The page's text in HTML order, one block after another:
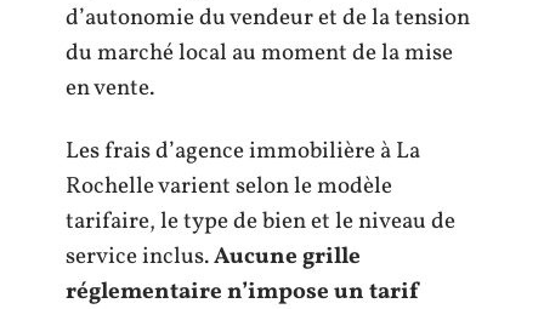
d’autonomie du vendeur et de la tension
du marché local au moment de la mise
en vente.
Les frais d’agence immobilière à La
Rochelle varient selon le modèle
tarifaire, le type de bien et le niveau de
service inclus.Aucune grille
réglementaire n’impose un tarif